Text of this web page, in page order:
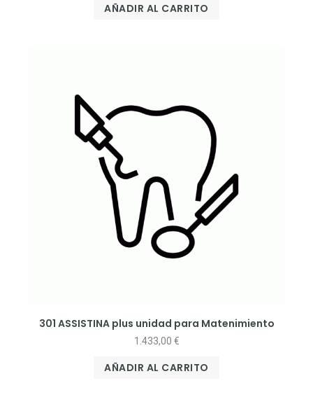
AÑADIR AL CARRITO
301 ASSISTINA plus unidad para Matenimiento
1.433,00 €
AÑADIR AL CARRITO